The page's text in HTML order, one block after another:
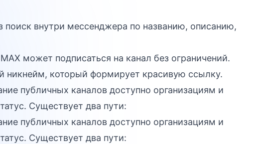
поиск внутри мессенджера по названию, описанию,
может подписаться на канал без ограничений.
никнейм, который формирует красивую ссылку.
публичных каналов доступно организациям и
Существует два пути:
публичных каналов доступно организациям и
Существует два пути: